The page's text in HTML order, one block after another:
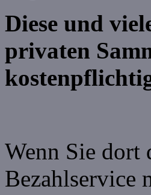
Diese und
privaten
Wenn Sie dort
Bezahlservice